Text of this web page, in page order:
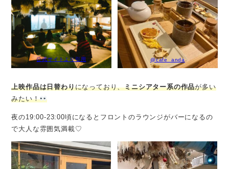
公式サイトより引用 @cafe_anda
上映作品は日替わりになっており、ミニシアター系の作品が多い
みたい！
夜の19:00-23:00頃になるとフロントのラウンジがバーになるの
で大人な雰囲気満載♡